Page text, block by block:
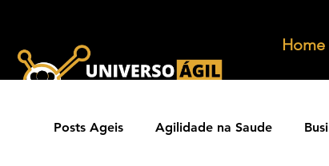
Home
Posts Ageis Agilidade na Saude